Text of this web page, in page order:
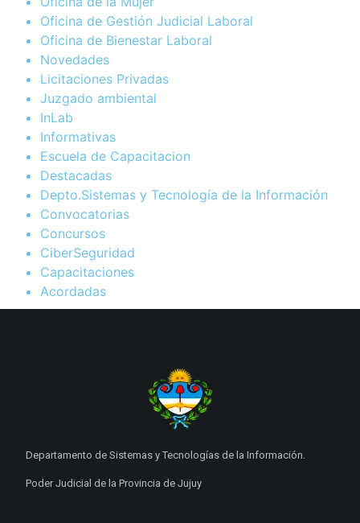
Oficina de Gestión Judicial Laboral
Oficina de Bienestar Laboral
Novedades
Licitaciones Privadas
Juzgado ambiental
InLab
Informativas
Escuela de Capacitacion
Destacadas
Depto.Sistemas y Tecnología de la Información
Convocatorias
Concursos
CiberSeguridad
Capacitaciones
Acordadas
Departamento de Sistemas y Tecnologías de la Información.
Poder Judicial de la Provincia de Jujuy